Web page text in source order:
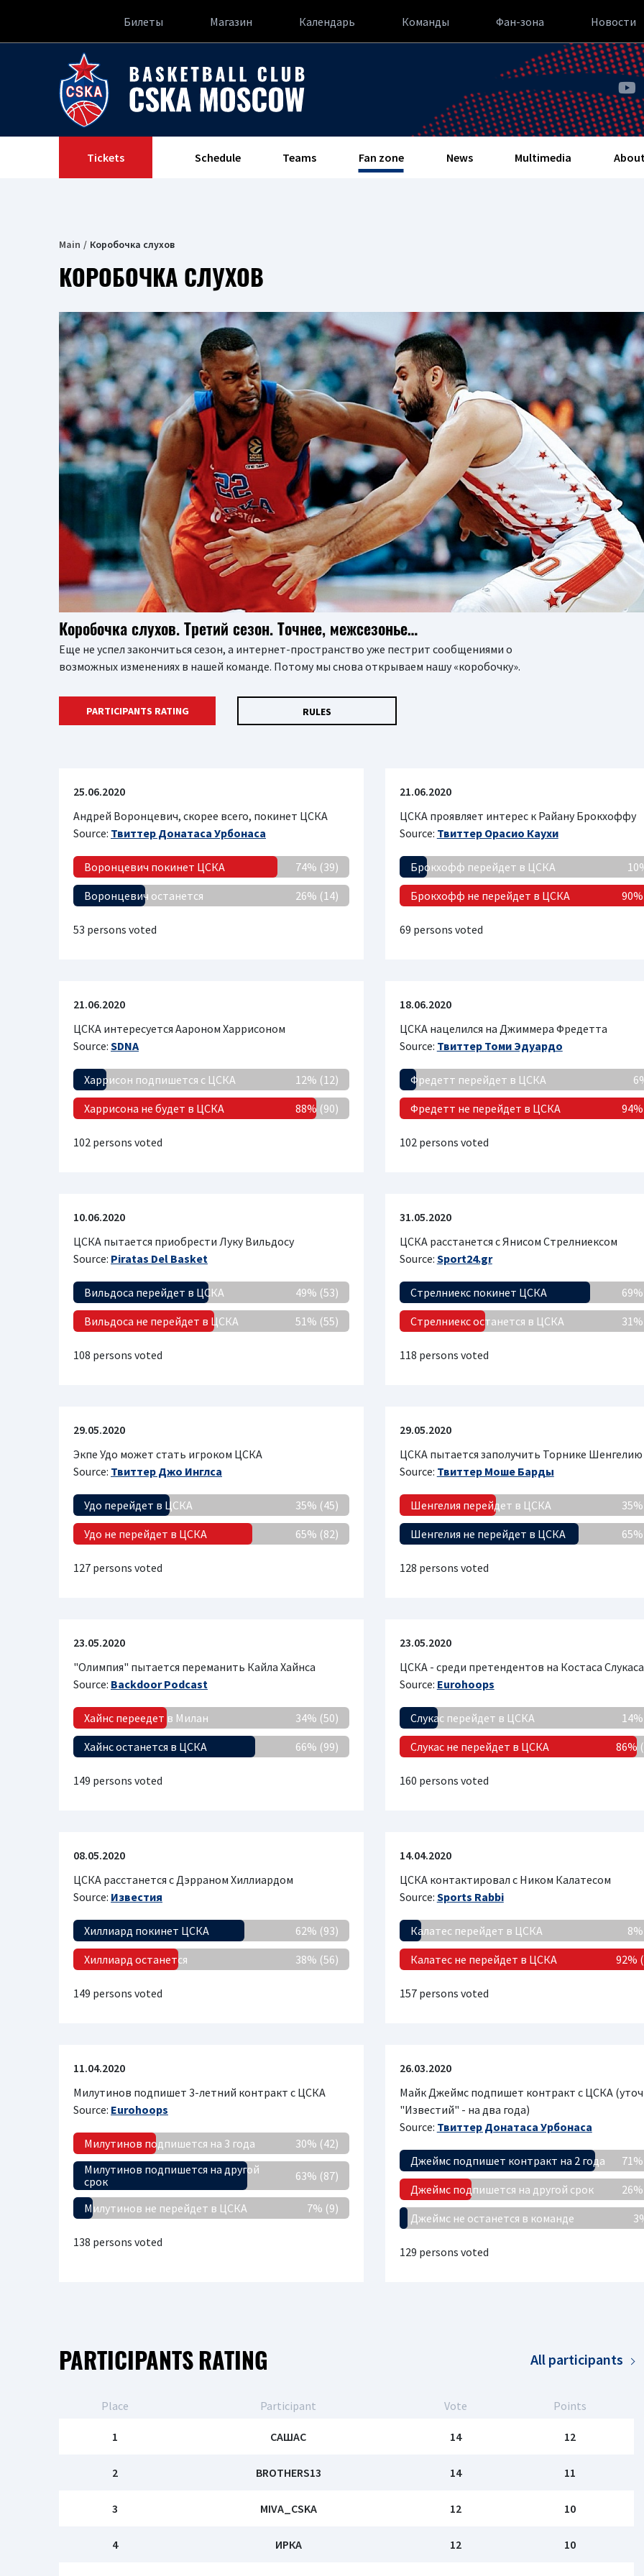
Билеты Магазин Календарь Команды Фан-зона Новости
Tickets Schedule Teams Fan zone News Multimedia
Main Коробочка слухов
КОРОБОЧКА СЛУХОВ
Коробочка слухов. Третий сезон. Точнее, межсезонье…
Еще не успел закончиться сезон, а интернет-пространство уже пестрит сообщениями о
возможных изменениях в нашей команде. Потому мы снова открываем нашу «коробочку».
PARTICIPANTS RATING RULES
25.06.2020
Андрей Воронцевич, скорее всего, покинет ЦСКА
Source: Твиттер Донатаса Урбонаса
Воронцевич покинет ЦСКА
74% (39)
Воронцевич останется
26% (14)
53 persons voted
21.06.2020
ЦСКА проявляет интерес к Райану Брокхоффу
Source: Твиттер Орасио Каухи
Брокхофф перейдет в ЦСКА
Брокхофф не перейдет в ЦСКА
69 persons voted
21.06.2020
ЦСКА интересуется Аароном Харрисоном
Source: SDNA
Харрисон подпишется с ЦСКА
12% (12)
Харрисона не будет в ЦСКА
88% (90)
102 persons voted
18.06.2020
ЦСКА нацелился на Джиммера Фредетта
Source: Твиттер Томи Эдуардо
Фредетт перейдет в ЦСКА
Фредетт не перейдет в ЦСКА
102 persons voted
10.06.2020
ЦСКА пытается приобрести Луку Вильдосу
Source: Piratas Del Basket
Вильдоса перейдет в ЦСКА
49% (53)
Вильдоса не перейдет в ЦСКА
51% (55)
108 persons voted
31.05.2020
ЦСКА расстанется с Янисом Стрелниексом
Source: Sport24.gr
Стрелниекс покинет ЦСКА
Стрелниекс останется в ЦСКА
118 persons voted
29.05.2020
Экпе Удо может стать игроком ЦСКА
Source: Твиттер Джо Инглса
Удо перейдет в ЦСКА
35% (45)
Удо не перейдет в ЦСКА
65% (82)
127 persons voted
29.05.2020
ЦСКА пытается заполучить Торнике Шенгелию
Source: Твиттер Моше Барды
Шенгелия перейдет в ЦСКА
Шенгелия не перейдет в ЦСКА
128 persons voted
23.05.2020
"Олимпия" пытается переманить Кайла Хайнса
Source: Backdoor Podcast
Хайнс переедет в Милан
34% (50)
Хайнс останется в ЦСКА
66% (99)
149 persons voted
23.05.2020
ЦСКА - среди претендентов на Костаса Слукаса
Source: Eurohoops
Слукас перейдет в ЦСКА
Слукас не перейдет в ЦСКА
86%
160 persons voted
08.05.2020
ЦСКА расстанется с Дэрраном Хиллиардом
Source: Известия
Хиллиард покинет ЦСКА
62% (93)
Хиллиард останется
38% (56)
149 persons voted
14.04.2020
ЦСКА контактировал с Ником Калатесом
Source: Sports Rabbi
Калатес перейдет в ЦСКА
Калатес не перейдет в ЦСКА
92%
157 persons voted
11.04.2020
Милутинов подпишет 3-летний контракт с ЦСКА
Source: Eurohoops
Милутинов подпишется на 3 года
30% (42)
Милутинов подпишется на другой
срок
63% (87)
Милутинов не перейдет в ЦСКА 7% (9)
138 persons voted
26.03.2020
Майк Джеймс подпишет контракт с ЦСКА
"Известий" - на два года)
Source: Твиттер Донатаса Урбонаса
Джеймс подпишет контракт на 2 года
Джеймс подпишется на другой срок
Джеймс не останется в команде
129 persons voted
PARTICIPANTS RATING All participants
Place Participant Vote Points
1 САШАС 14 12
2 BROTHERS13 14 11
3 MIVA_CSKA 12 10
4 ИРКА 12 10